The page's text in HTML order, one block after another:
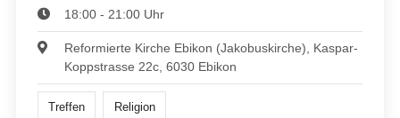
18:00 - 21:00 Uhr
Reformierte Kirche Ebikon (Jakobuskirche), Kaspar-
Koppstrasse 22c, 6030 Ebikon
Treffen Religion